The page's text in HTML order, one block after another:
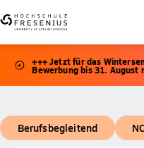
+++ Jetzt für das
Bewerbung bis 31. August
Berufsbegleitend